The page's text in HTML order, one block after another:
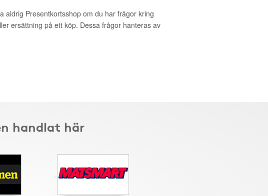
aldrig Presentkortsshop om du har frågor kring
ersättning på ett köp. Dessa frågor hanteras av
handlat här